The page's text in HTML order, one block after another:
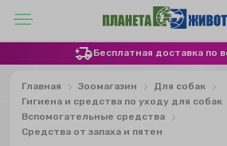
Бесплатная доставка по
Главная Зоомагазин
Для собак
Гигиена и средства по уходу для собак
Вспомогательные средства
Средства от запаха и пятен